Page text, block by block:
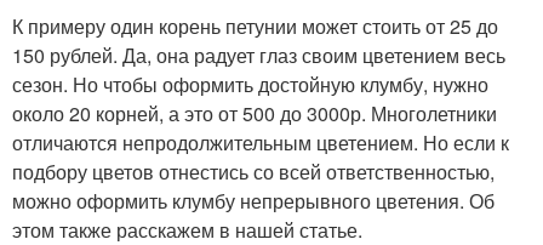
К примеру один корень петунии может стоить от 25 до
150 рублей. Да, она радует глаз своим цветением весь
сезон. Но чтобы оформить достойную клумбу, нужно
около 20 корней, а это от 500 до 3000р. Многолетники
отличаются непродолжительным цветением. Но если к
подбору цветов отнестись со всей ответственностью,
можно оформить клумбу непрерывного цветения. Об
этом также расскажем в нашей статье.